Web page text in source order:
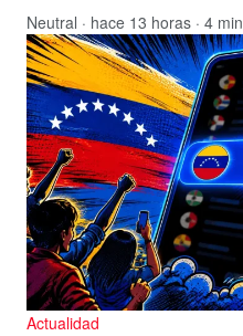
Neutral · hace 13 horas · 4 min
Actualidad